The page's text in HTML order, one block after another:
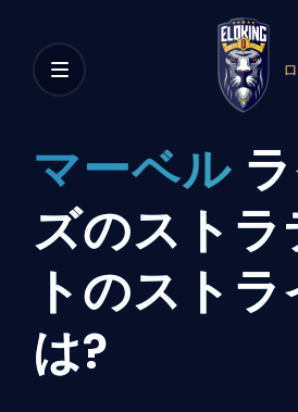
マーベル
ズのストラ
トのスト
は?